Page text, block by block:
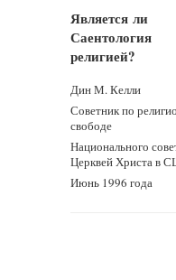
Является ли
Саентология
религией?
Дин М. Келли
Советник по
свободе
Национального
Церквей Христа в
Июнь 1996 года